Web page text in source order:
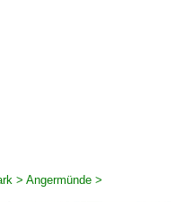
> Angermünde >